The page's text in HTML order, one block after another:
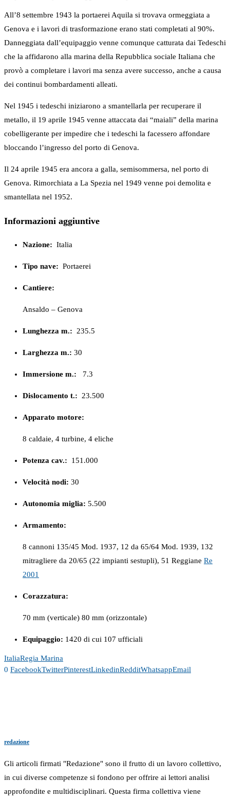
All’8 settembre 1943 la portaerei Aquila si trovava ormeggiata a
Genova e i lavori di trasformazione erano stati completati al 90%.
Danneggiata dall’equipaggio venne comunque catturata dai Tedeschi
che la affidarono alla marina della Repubblica sociale Italiana che
provò a completare i lavori ma senza avere successo, anche a causa
dei continui bombardamenti alleati.
Nel 1945 i tedeschi iniziarono a smantellarla per recuperare il
metallo, il 19 aprile 1945 venne attaccata dai “maiali” della marina
cobelligerante per impedire che i tedeschi la facessero affondare
bloccando l’ingresso del porto di Genova.
Il 24 aprile 1945 era ancora a galla, semisommersa, nel porto di
Genova. Rimorchiata a La Spezia nel 1949 venne poi demolita e
smantellata nel 1952.
Informazioni aggiuntive
Nazione: Italia
Tipo nave: Portaerei
Cantiere:
Ansaldo – Genova
Lunghezza m.: 235.5
Larghezza m.: 30
Immersione m.: 7.3
Dislocamento t.: 23.500
Apparato motore:
8 caldaie, 4 turbine, 4 eliche
Potenza cav.: 151.000
Velocità nodi: 30
Autonomia miglia: 5.500
Armamento:
8 cannoni 135/45 Mod. 1937, 12 da 65/64 Mod. 1939, 132
mitragliere da 20/65 (22 impianti sestupli), 51 Reggiane Re
2001
Corazzatura:
70 mm (verticale) 80 mm (orizzontale)
Equipaggio: 1420 di cui 107 ufficiali
ItaliaRegia Marina
0 FacebookTwitterPinterestLinkedinRedditWhatsappEmail
redazione
Gli articoli firmati "Redazione" sono il frutto di un lavoro collettivo,
in cui diverse competenze si fondono per offrire ai lettori analisi
approfondite e multidisciplinari. Questa firma collettiva viene